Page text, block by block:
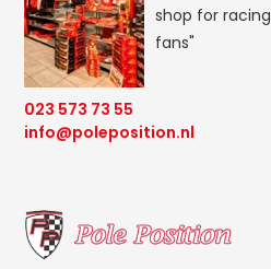
shop for racing
fans"
023 573 73 55
info@poleposition.nl